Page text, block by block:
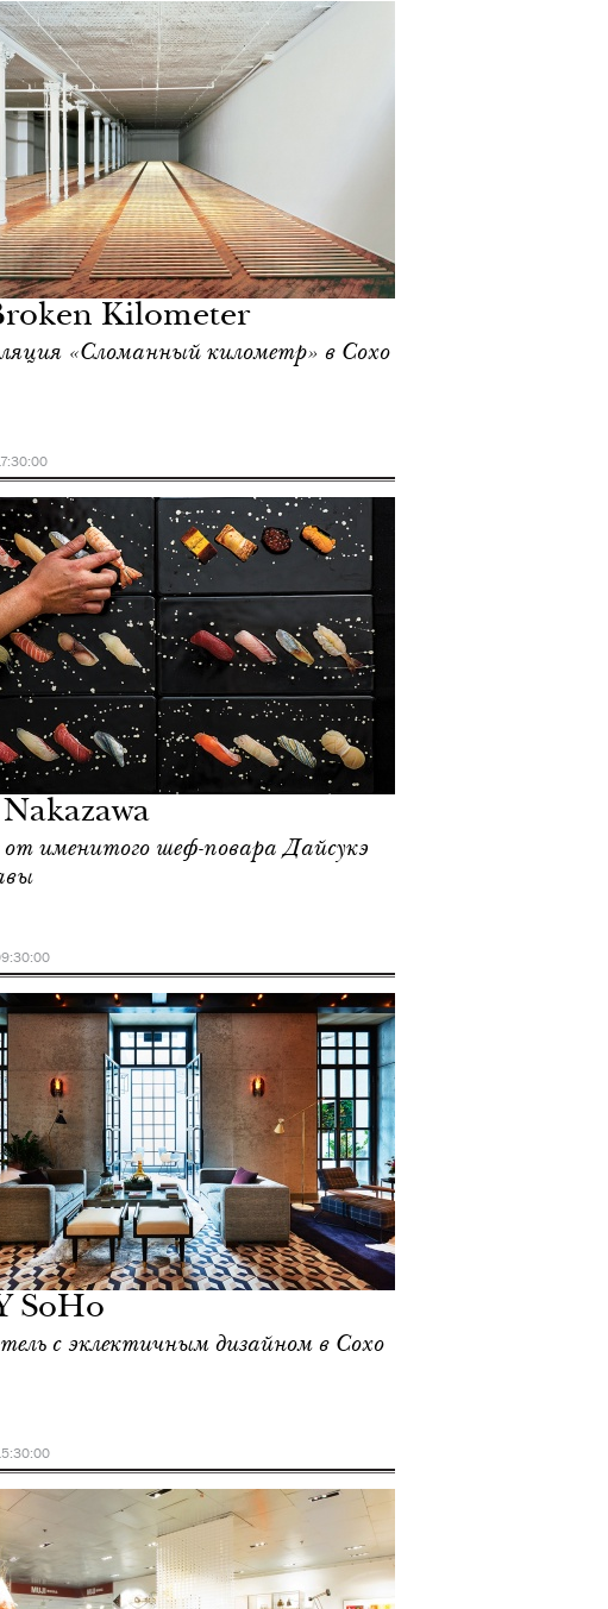
Kilometer
«Сломанный километр» в Сохо
от именитого шеф-повара Дайсукэ
SoHo
с эклектичным дизайном в Сохо